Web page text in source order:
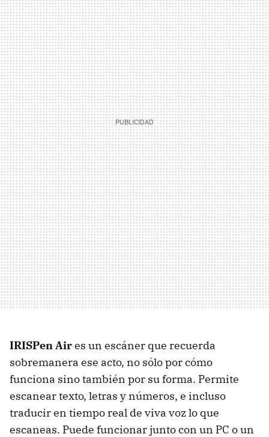
IRISPen Aires un escáner que recuerda
sobremanera ese acto, no sólo por cómo
funciona sino también por su forma. Permite
escanear texto, letras y números, e incluso
traducir en tiempo real de viva voz lo que
escaneas. Puede funcionar junto con un PC o un